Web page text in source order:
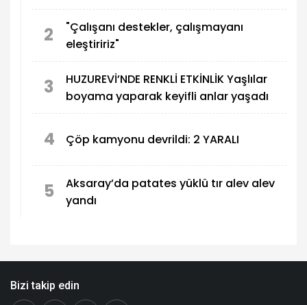
2
"Çalışanı destekler, çalışmayanı
eleştiririz"
3
HUZUREVİ’NDE RENKLİ ETKİNLİK Yaşlılar
boyama yaparak keyifli anlar yaşadı
4 Çöp kamyonu devrildi: 2 YARALI
5
Aksaray’da patates yüklü tır alev alev
yandı
Bizi takip edin